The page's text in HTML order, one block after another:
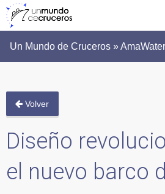
Un Mundo de Cruceros »
Volver
Diseño
el nuevo barco